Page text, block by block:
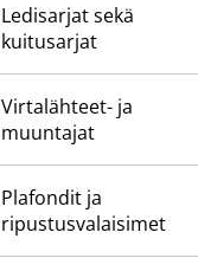
Ledisarjat sekä
kuitusarjat
Virtalähteet- ja
muuntajat
Plafondit ja
ripustusvalaisimet